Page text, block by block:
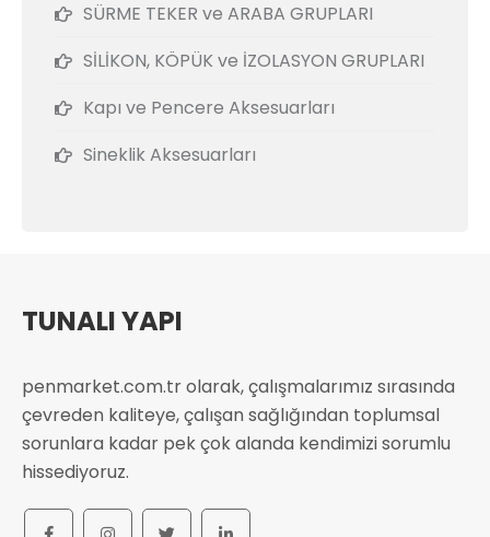
SÜRME TEKER ve ARABA GRUPLARI
SİLİKON, KÖPÜK ve İZOLASYON GRUPLARI
Kapı ve Pencere Aksesuarları
Sineklik Aksesuarları
TUNALI YAPI
penmarket.com.tr olarak, çalışmalarımız sırasında
çevreden kaliteye, çalışan sağlığından toplumsal
sorunlara kadar pek çok alanda kendimizi sorumlu
hissediyoruz.